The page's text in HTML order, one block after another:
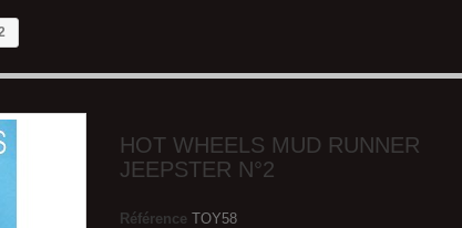
HOT WHEELS MUD RUNNER
JEEPSTER N°2
Référence TOY58